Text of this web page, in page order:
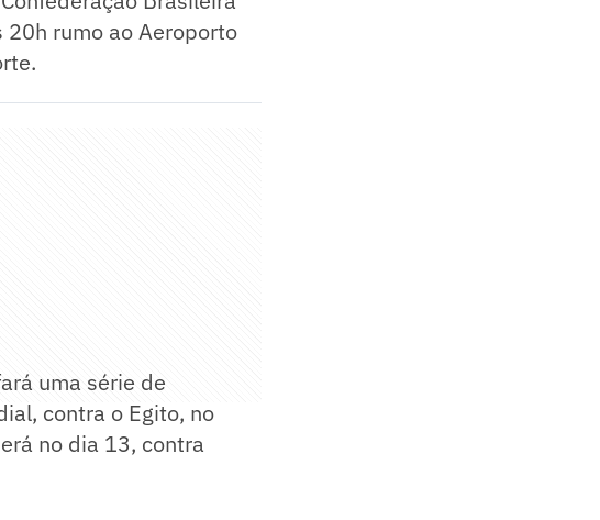
20h rumo ao Aeroporto
uma série de
contra o Egito, no
no dia 13, contra